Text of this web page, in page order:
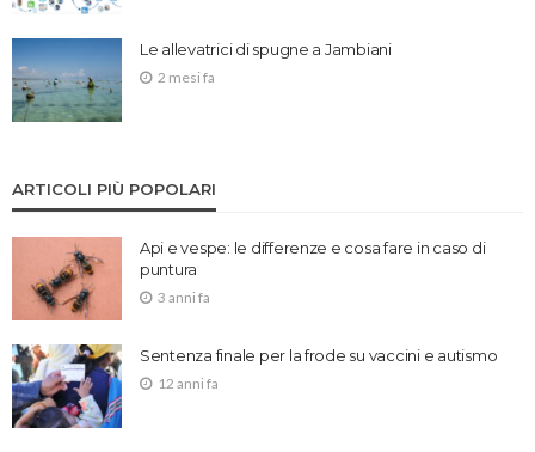
Le allevatrici di spugne a Jambiani
2 mesi fa
ARTICOLI PIÙ POPOLARI
Api e vespe: le differenze e cosa fare in caso di
puntura
3 anni fa
Sentenza finale per la frode su vaccini e autismo
12 anni fa